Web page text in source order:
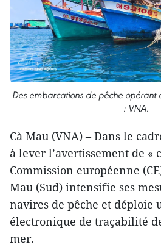
Des embarcations de pêche opérant
: VNA.
Cà Mau (VNA) – Dans le
à lever l’avertissement de «
Commission européenne
Mau (Sud) intensifie ses
navires de pêche et déploie
électronique de traçabilité
mer.